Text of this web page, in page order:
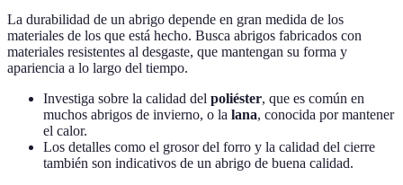
La durabilidad de un abrigo depende en gran medida de los
materiales de los que está hecho. Busca abrigos fabricados con
materiales resistentes al desgaste, que mantengan su forma y
apariencia a lo largo del tiempo.
Investiga sobre la calidad del poliéster, que es común en
muchos abrigos de invierno, o la lana, conocida por mantener
el calor.
Los detalles como el grosor del forro y la calidad del cierre
también son indicativos de un abrigo de buena calidad.